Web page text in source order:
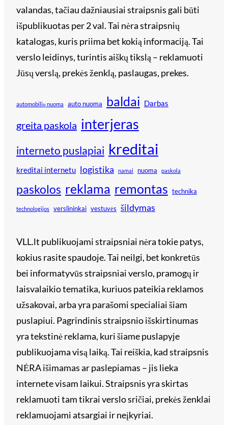
valandas, tačiau dažniausiai straipsnis gali būti
išpublikuotas per 2 val. Tai nėra straipsnių
katalogas, kuris priima bet kokią informaciją. Tai
verslo leidinys, turintis aiškų tikslą – reklamuoti
Jūsų verslą, prekės ženklą, paslaugas, prekes.
automobilių nuoma auto nuoma baldai Darbas
greita paskola interjeras
interneto puslapiai kreditai
kreditai internetu logistika namai nuoma paskola
paskolos reklama remontas technika
technologijos verslininkai vestuvės šildymas
VLL.lt publikuojami straipsniai nėra tokie patys,
kokius rasite spaudoje. Tai neilgi, bet konkretūs
bei informatyvūs straipsniai verslo, pramogų ir
laisvalaikio tematika, kuriuos pateikia reklamos
užsakovai, arba yra parašomi specialiai šiam
puslapiui. Pagrindinis straipsnio išskirtinumas
yra tekstinė reklama, kuri šiame puslapyje
publikuojama visą laiką. Tai reiškia, kad straipsnis
NĖRA išimamas ar paslepiamas – jis lieka
internete visam laikui. Straipsnis yra skirtas
reklamuoti tam tikrai verslo sričiai, prekės ženklai
reklamuojami atsargiai ir neįkyriai.